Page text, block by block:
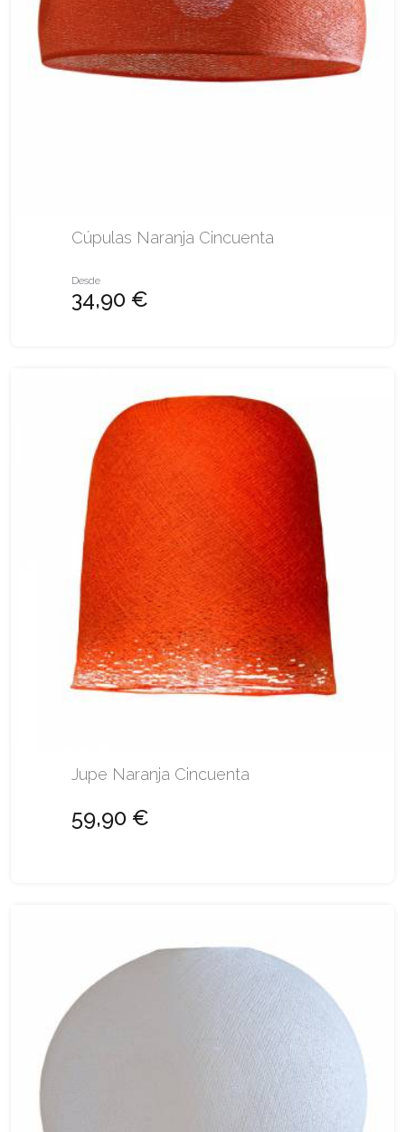
Cúpulas Naranja Cincuenta
Desde
34,90 €
Jupe Naranja Cincuenta
59,90 €